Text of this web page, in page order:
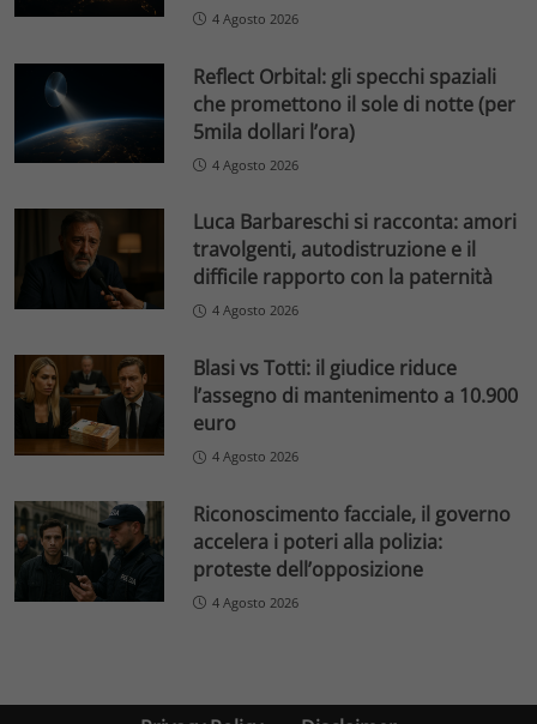
4 Agosto 2026
Reflect Orbital: gli specchi spaziali
che promettono il sole di notte (per
5mila dollari l’ora)
4 Agosto 2026
Luca Barbareschi si racconta: amori
travolgenti, autodistruzione e il
difficile rapporto con la paternità
4 Agosto 2026
Blasi vs Totti: il giudice riduce
l’assegno di mantenimento a 10.900
euro
4 Agosto 2026
Riconoscimento facciale, il governo
accelera i poteri alla polizia:
proteste dell’opposizione
4 Agosto 2026